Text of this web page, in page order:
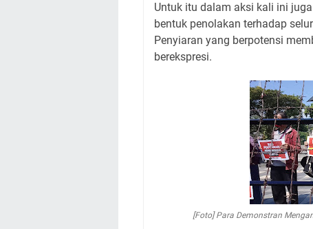
Untuk itu dalam aksi kali ini
bentuk penolakan terhadap
Penyiaran yang berpotensi
berekspresi.
[Foto] Para Demonstran